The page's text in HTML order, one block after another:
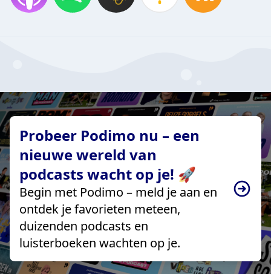
Probeer Podimo nu – een
nieuwe wereld van
podcasts wacht op je! 🚀
Begin met Podimo – meld je aan en
ontdek je favorieten meteen,
duizenden podcasts en
luisterboeken wachten op je.